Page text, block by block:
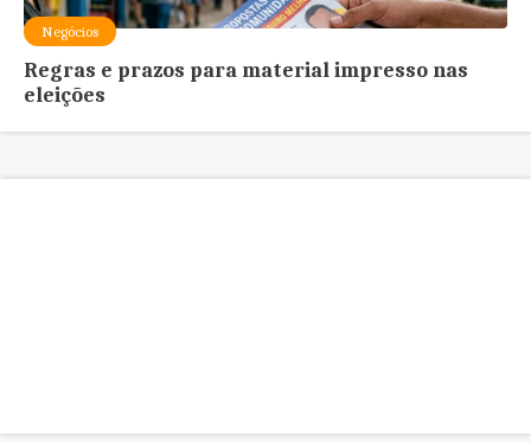
Negócios
Regras e prazos para material impresso nas
eleições